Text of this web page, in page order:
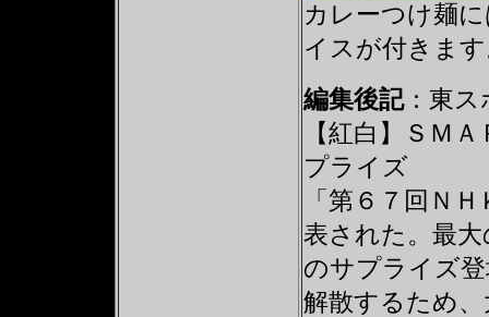
カレーつけ麺
イスが付きま
編集後記：東ス
【紅白】ＳＭ
プライズ
「第６７回Ｎ
表された。最
のサプライズ
解散するため